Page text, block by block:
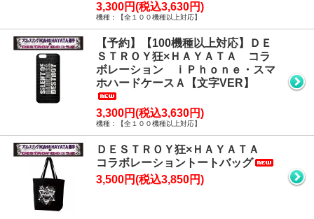
3,300円(税込3,630円)
機種：【全１００機種以上対応】
【予約】【100機種以上対応】ＤＥ
ＳＴＲＯＹ狂×ＨＡＹＡＴＡ コラ
ボレーション ｉＰｈｏｎｅ・スマ
ホハードケースＡ【文字VER】
3,300円(税込3,630円)
機種：【全１００機種以上対応】
ＤＥＳＴＲＯＹ狂×ＨＡＹＡＴＡ
コラボレーショントートバッグ
3,500円(税込3,850円)